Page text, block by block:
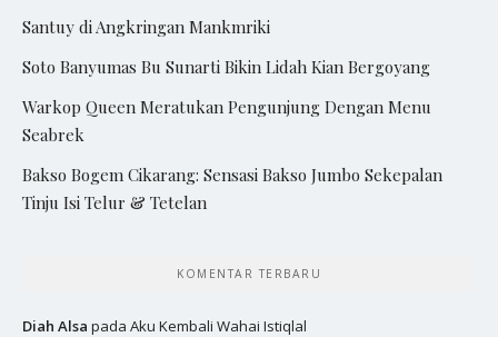
Santuy di Angkringan Mankmriki
Soto Banyumas Bu Sunarti Bikin Lidah Kian Bergoyang
Warkop Queen Meratukan Pengunjung Dengan Menu
Seabrek
Bakso Bogem Cikarang: Sensasi Bakso Jumbo Sekepalan
Tinju Isi Telur & Tetelan
KOMENTAR TERBARU
Diah Alsa pada Aku Kembali Wahai Istiqlal